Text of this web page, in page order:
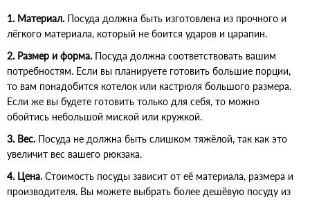
1. Материал. Посуда должна быть изготовлена из прочного и
лёгкого материала, который не боится ударов и царапин.
2. Размер и форма. Посуда должна соответствовать вашим
потребностям. Если вы планируете готовить большие порции,
то вам понадобится котелок или кастрюля большого размера.
Если же вы будете готовить только для себя, то можно
обойтись небольшой миской или кружкой.
3. Вес. Посуда не должна быть слишком тяжёлой, так как это
увеличит вес вашего рюкзака.
4. Цена. Стоимость посуды зависит от её материала, размера и
производителя. Вы можете выбрать более дешёвую посуду из